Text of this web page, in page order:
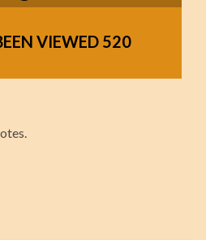
VIEWED 520